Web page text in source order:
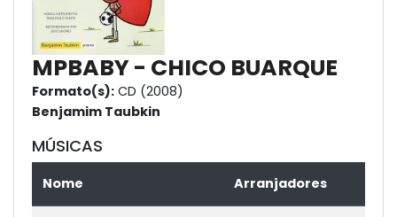
MPBABY - CHICO BUARQUE
Formato(s): CD (2008)
Benjamim Taubkin
MÚSICAS
Nome Arranjadores